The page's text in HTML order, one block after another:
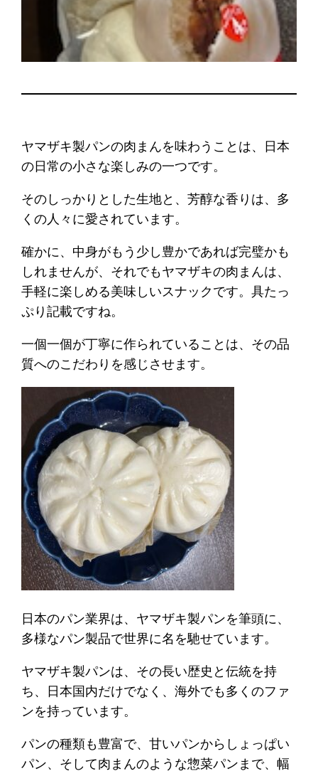
ヤマザキ製パンの肉まんを味わうことは、日本
の日常の小さな楽しみの一つです。
そのしっかりとした生地と、芳醇な香りは、多
くの人々に愛されています。
確かに、中身がもう少し豊かであれば完璧かも
しれませんが、それでもヤマザキの肉まんは、
手軽に楽しめる美味しいスナックです。具たっ
ぷり記載ですね。
一個一個が丁寧に作られていることは、その品
質へのこだわりを感じさせます。
日本のパン業界は、ヤマザキ製パンを筆頭に、
多様なパン製品で世界に名を馳せています。
ヤマザキ製パンは、その長い歴史と伝統を持
ち、日本国内だけでなく、海外でも多くのファ
ンを持っています。
パンの種類も豊富で、甘いパンからしょっぱい
パン、そして肉まんのような惣菜パンまで、幅